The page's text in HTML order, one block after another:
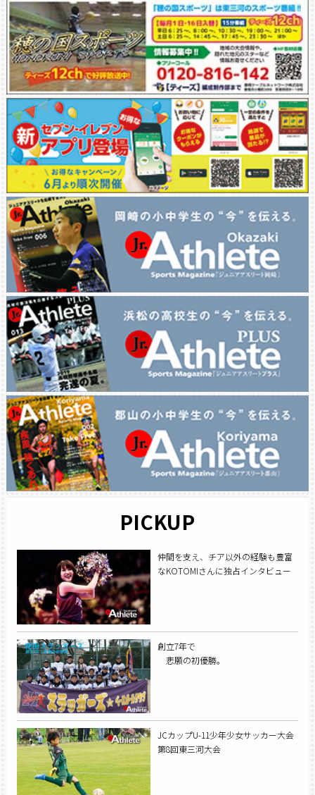
PICKUP
仲間を支え、チア以外の経験も豊富
なKOTOMIさんに独占インタビュー
創立7年で
悲願の初優勝。
JCカップU-11少年少女サッカー大会
第8回東三河大会